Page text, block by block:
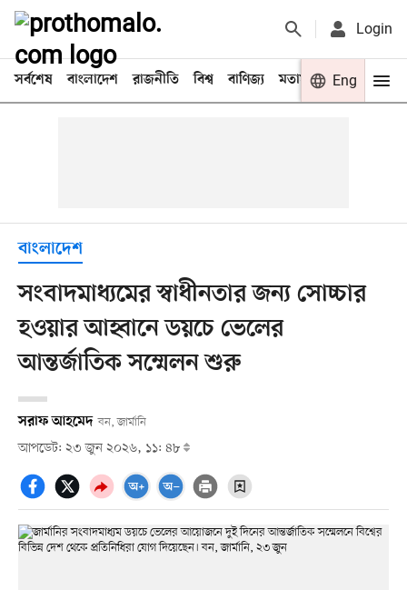
Login
সর্বশেষ বাংলাদেশ রাজনীতি বিশ্ব বাণিজ্য মতামত খেলা
Eng
বাংলাদেশ
সংবাদমাধ্যমের স্বাধীনতার জন্য সোচ্চার
হওয়ার আহ্বানে ডয়চে ভেলের
আন্তর্জাতিক সম্মেলন শুরু
সরাফ আহমেদ বন, জার্মানি
আপডেট: ২৩ জুন ২০২৬, ১১: ৪৮